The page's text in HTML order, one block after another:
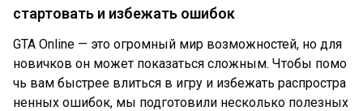
стартовать и избежать ошибок
GTA Online — это огромный мир возможностей, но для
новичков он может показаться сложным. Чтобы помо
чь вам быстрее влиться в игру и избежать распростра
ненных ошибок, мы подготовили несколько полезных